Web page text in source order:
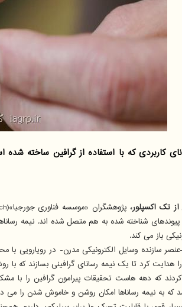
کاربردی که با استفاده از گرافین ساخته
تک اکسپلور،
شناخته شده به هم متصل شده اند. نیمه
باز می کند.
هدایت کرد تا یک نیمه رسانای گرافینی بسازند
که دهه هاست تحقیقات پیرامون گرافین را با
به نیمه رساناها امکان روشن و خاموش شدن را می